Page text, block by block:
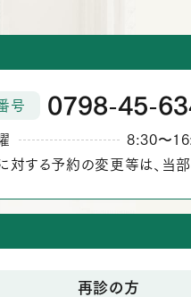
号
0798 45
8:30
か
する予約の変更等は、当部
再診の方